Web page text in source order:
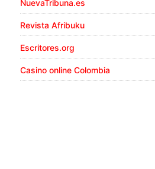
NuevaTribuna.es
Revista Afribuku
Escritores.org
Casino online Colombia